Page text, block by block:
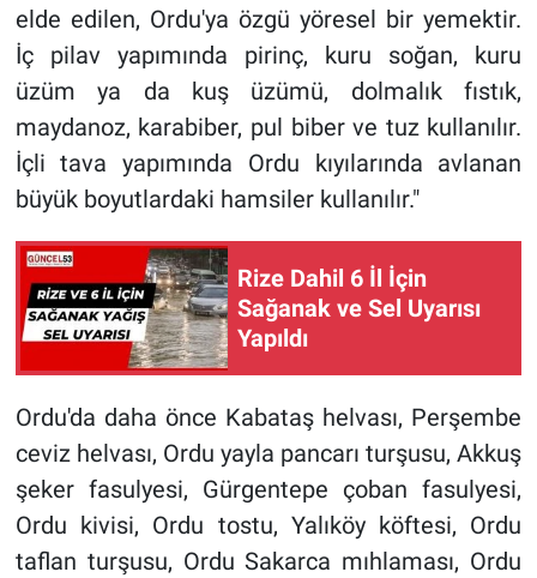
elde edilen, Ordu'ya özgü yöresel bir yemektir.
İç pilav yapımında pirinç, kuru soğan, kuru
üzüm ya da kuş üzümü, dolmalık fıstık,
maydanoz, karabiber, pul biber ve tuz kullanılır.
İçli tava yapımında Ordu kıyılarında avlanan
büyük boyutlardaki hamsiler kullanılır."
Rize Dahil 6 İl İçin
Sağanak ve Sel Uyarısı
Yapıldı
Ordu'da daha önce Kabataş helvası, Perşembe
ceviz helvası, Ordu yayla pancarı turşusu, Akkuş
şeker fasulyesi, Gürgentepe çoban fasulyesi,
Ordu kivisi, Ordu tostu, Yalıköy köftesi, Ordu
taflan turşusu, Ordu Sakarca mıhlaması, Ordu